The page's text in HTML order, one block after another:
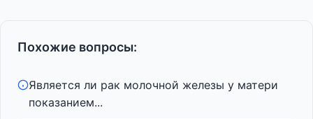
Похожие вопросы:
Является ли рак молочной железы у матери
показанием...